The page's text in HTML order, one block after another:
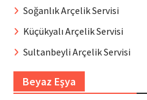
Soğanlık Arçelik Servisi
Küçükyalı Arçelik Servisi
Sultanbeyli Arçelik Servisi
Beyaz Eşya